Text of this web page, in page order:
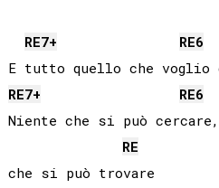
RE7+ RE6
RE7+ RE6
Niente che si può cercare,
RE
che si può trovare